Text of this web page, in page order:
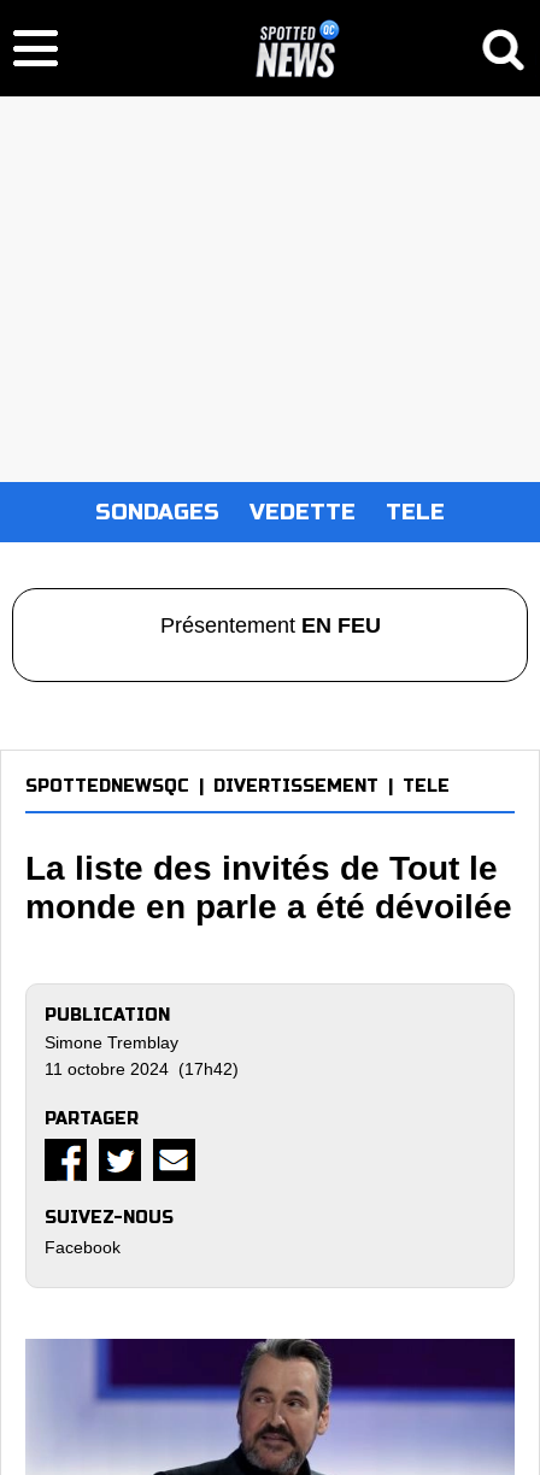
SONDAGES VEDETTE TELE
Présentement EN FEU
SPOTTEDNEWSQC DIVERTISSEMENT TELE
La liste des invités de Tout le
monde en parle a été dévoilée
PUBLICATION
Simone Tremblay
11 octobre 2024 (17h42)
PARTAGER
SUIVEZ-NOUS
Facebook